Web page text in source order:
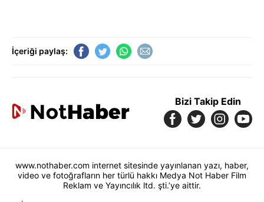
İçeriği paylaş:
Bizi Takip Edin
www.nothaber.com internet sitesinde yayınlanan yazı, haber,
video ve fotoğrafların her türlü hakkı Medya Not Haber Film
Reklam ve Yayıncılık ltd. şti.’ye aittir.